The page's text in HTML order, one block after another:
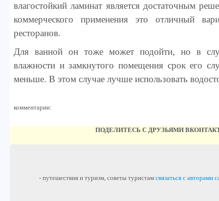
влагостойкий ламинат является достаточным
коммерческого применения это отличный
ресторанов.
Для ванной он тоже может подойти, но в
влажности и замкнутого помещения срок его
меньше. В этом случае лучше использовать
комментарии:
ПОДЕЛИТЕСЬ С ДРУЗЬЯМИ
- путешествия и туризм, советы туристам связаться с авторами